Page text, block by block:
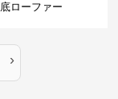
ローファー
›